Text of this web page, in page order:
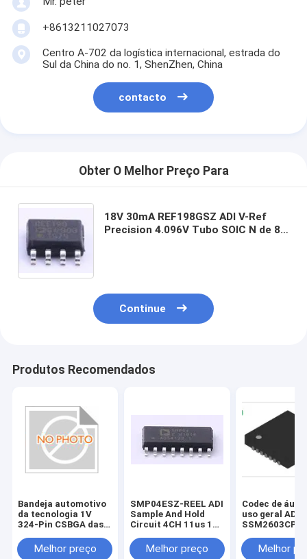
+8613211027073
Centro A-702 da logística internacional, estrada do
Sul da China do no. 1, ShenZhen, China
contacto
Obter O Melhor Preço Para
18V 30mA REF198GSZ ADI V-Ref
Precision 4.096V Tubo SOIC N de 8
Continue
Produtos Recomendados
Bandeja automotivo
da tecnologia 1V
324-Pin CSBGA das
família 101440 de
XA7A100T-
Melhor preço
SMP04ESZ-REEL ADI
Sample And Hold
Circuit 4CH 11us 16
Melhor preço
Codec de
uso geral ADI
T/RMelhor